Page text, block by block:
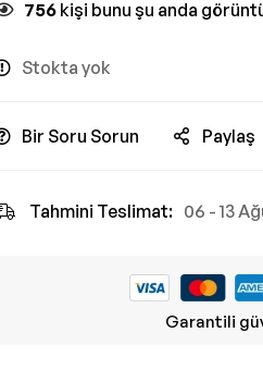
756 kişi bunu şu anda
Stokta yok
Bir Soru Sorun Paylaş
Tahmini Teslimat: 06 - 13
Garantili